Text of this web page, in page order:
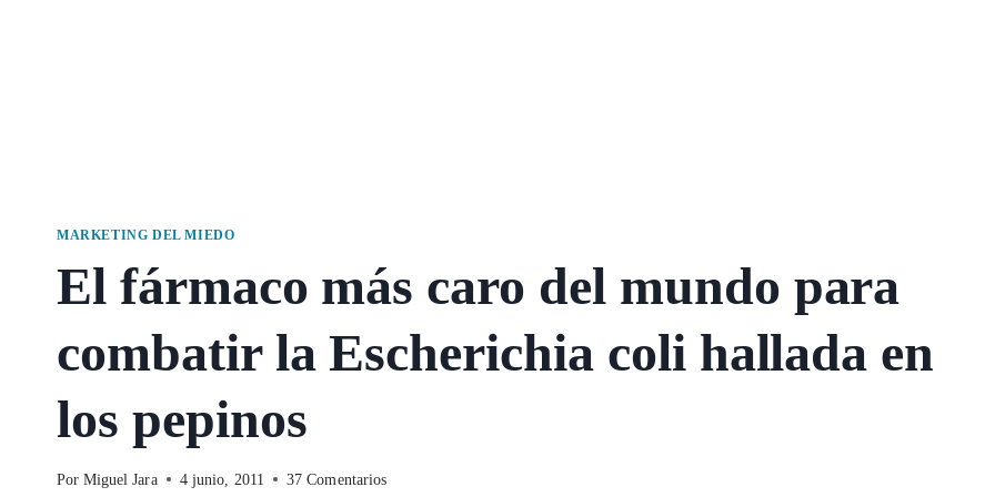
MARKETING DEL MIEDO
El fármaco más caro del mundo para
combatir la Escherichia coli hallada en
los pepinos
Por Miguel Jara 4 junio, 2011 37 Comentarios